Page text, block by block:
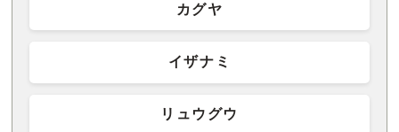
カグヤ
イザナミ
リュウグウ